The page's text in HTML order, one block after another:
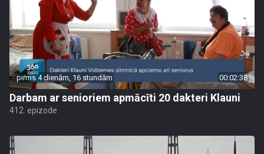
pirms 4 dienām, 16 stundām 00:02:38
Darbam ar senioriem apmācīti 20 dakteri Klauni
412. epizode